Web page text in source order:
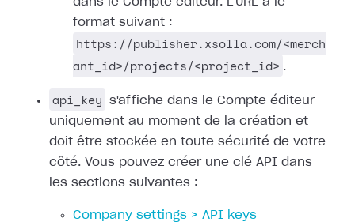
format suivant :
https://publisher.xsolla.com/<merch
ant_id>/projects/<project_id> .
api_key
s'affiche dans le Compte éditeur
uniquement au moment de la création et
doit être stockée en toute sécurité de votre
côté. Vous pouvez créer une clé API dans
les sections suivantes :
Company settings > API keys